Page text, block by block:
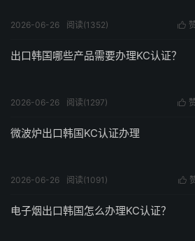

2026-06-26 阅读(1352)
出口韩国哪些产品需要办理KC认证？

2026-06-26 阅读(1297)
微波炉出口韩国KC认证办理

2026-06-26 阅读(1091)
电子烟出口韩国怎么办理KC认证？